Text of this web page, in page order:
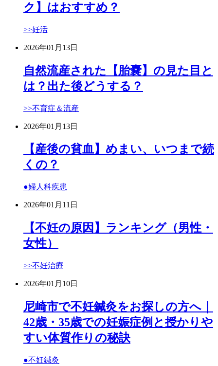
ク】はおすすめ？
>>妊活
2026年01月13日
自然流産された【胎嚢】の見た目と
は？出た後どうする？
>>不育症＆流産
2026年01月13日
【産後の貧血】めまい、いつまで続
くの？
●婦人科疾患
2026年01月11日
【不妊の原因】ランキング（男性・
女性）
>>不妊治療
2026年01月10日
尼崎市で不妊鍼灸をお探しの方へ｜
42歳・35歳での妊娠症例と授かりや
すい体質作りの秘訣
●不妊鍼灸